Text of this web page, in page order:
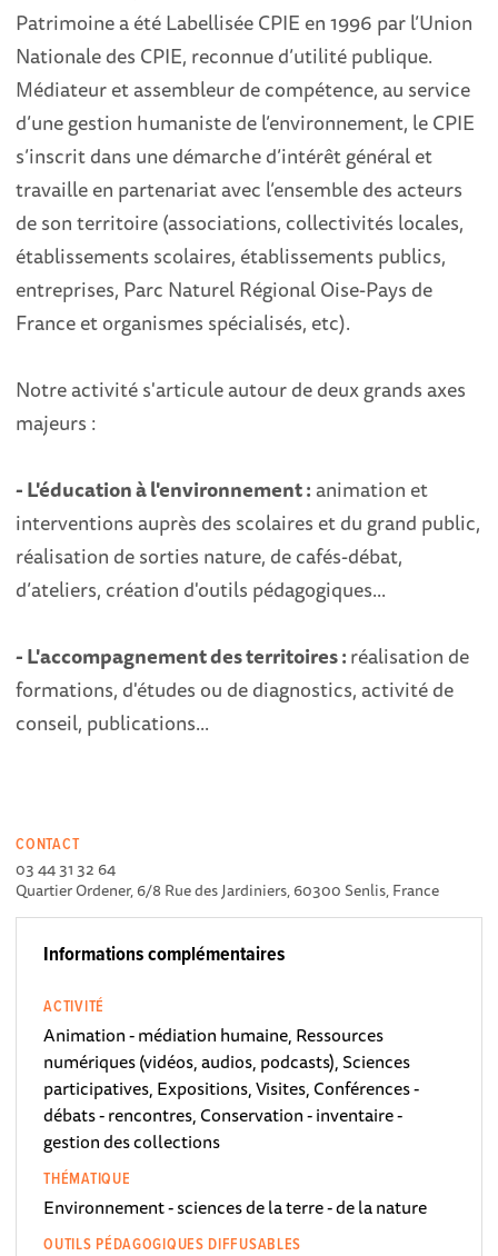
Patrimoine a été Labellisée CPIE en 1996 par l’Union
Nationale des CPIE, reconnue d’utilité publique.
Médiateur et assembleur de compétence, au service
d’une gestion humaniste de l’environnement, le CPIE
s’inscrit dans une démarche d’intérêt général et
travaille en partenariat avec l’ensemble des acteurs
de son territoire (associations, collectivités locales,
établissements scolaires, établissements publics,
entreprises, Parc Naturel Régional Oise-Pays de
France et organismes spécialisés, etc).
Notre activité s'articule autour de deux grands axes
majeurs :
- L'éducation à l'environnement :animation et
interventions auprès des scolaires et du grand public,
réalisation de sorties nature, de cafés-débat,
d’ateliers, création d'outils pédagogiques...
- L'accompagnement des territoires :réalisation de
formations, d'études ou de diagnostics, activité de
conseil, publications...
CONTACT
03 44 31 32 64
Quartier Ordener, 6/8 Rue des Jardiniers, 60300 Senlis, France
Informations complémentaires
ACTIVITÉ
Animation - médiation humaine, Ressources
numériques (vidéos, audios, podcasts), Sciences
participatives, Expositions, Visites, Conférences -
débats - rencontres, Conservation - inventaire -
gestion des collections
THÉMATIQUE
Environnement - sciences de la terre - de la nature
OUTILS PÉDAGOGIQUES DIFFUSABLES